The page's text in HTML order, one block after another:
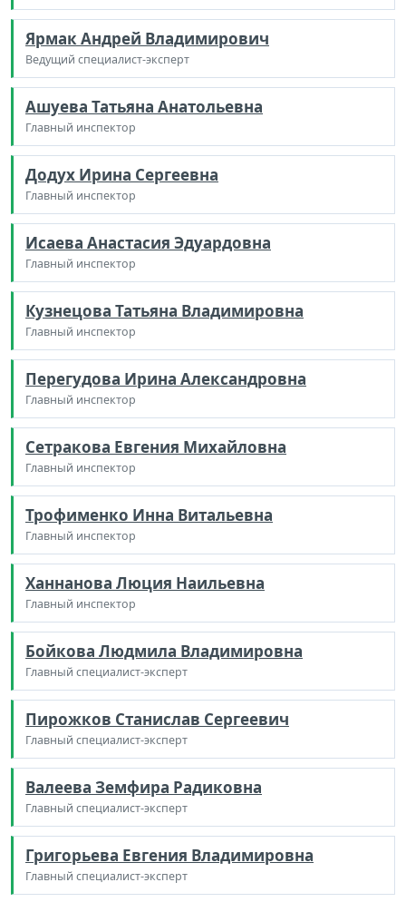
Ярмак Андрей Владимирович
Ведущий специалист-эксперт
Ашуева Татьяна Анатольевна
Главный инспектор
Додух Ирина Сергеевна
Главный инспектор
Исаева Анастасия Эдуардовна
Главный инспектор
Кузнецова Татьяна Владимировна
Главный инспектор
Перегудова Ирина Александровна
Главный инспектор
Сетракова Евгения Михайловна
Главный инспектор
Трофименко Инна Витальевна
Главный инспектор
Ханнанова Люция Наильевна
Главный инспектор
Бойкова Людмила Владимировна
Главный специалист-эксперт
Пирожков Станислав Сергеевич
Главный специалист-эксперт
Валеева Земфира Радиковна
Главный специалист-эксперт
Григорьева Евгения Владимировна
Главный специалист-эксперт